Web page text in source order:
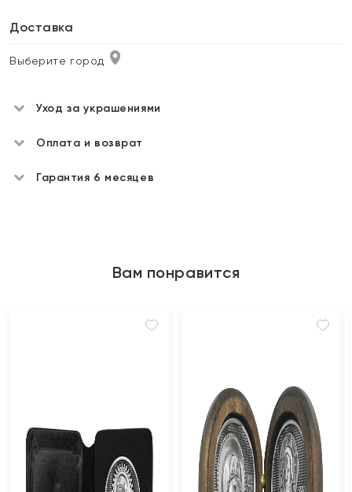
Доставка
Выберите город
Уход за украшениями
Оплата и возврат
Гарантия 6 месяцев
Вам понравится